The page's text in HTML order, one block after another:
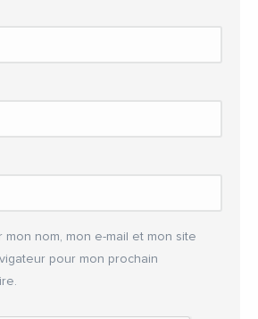
mon nom, mon e-mail et mon site
pour mon prochain